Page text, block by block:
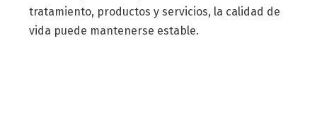
tratamiento, productos y servicios, la calidad de
vida puede mantenerse estable.